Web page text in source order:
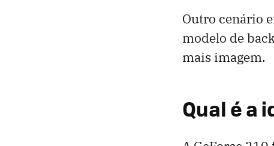
Outro cenário
modelo de
mais imagem.
Qual é a